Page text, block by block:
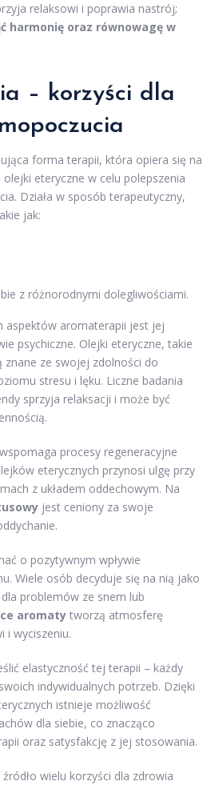
relaksowi i poprawia nastrój;
harmonię oraz równowagę w
– korzyści dla
forma terapii, która opiera się na
eteryczne w celu polepszenia
Działa w sposób terapeutyczny,
jak:
z różnorodnymi dolegliwościami.
aspektów aromaterapii jest jej
psychiczne. Olejki eteryczne, takie
znane ze swojej zdolności do
stresu i lęku. Liczne badania
sprzyja relaksacji i może być
procesy regeneracyjne
eterycznych przynosi ulgę przy
z układem oddechowym. Na
jest ceniony za swoje
o pozytywnym wpływie
Wiele osób decyduje się na nią jako
problemów ze snem lub
aromaty tworzą atmosferę
i wyciszeniu.
elastyczność tej terapii – każdy
indywidualnych potrzeb. Dzięki
istnieje możliwość
dla siebie, co znacząco
oraz satysfakcję z jej stosowania.
wielu korzyści dla zdrowia